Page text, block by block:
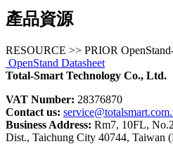
產品資源
RESOURCE >> PRIOR
OpenStand Datasheet
Total-Smart Technology Co., Ltd.
VAT Number: 28376870
Contact us:
Business Address: Rm7, 10FL,
Dist., Taichung City 40744, Taiwan